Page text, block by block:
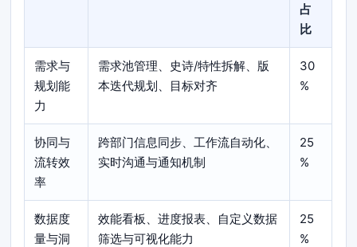
占
比
需求与
规划能
力
需求池管理、史诗/特性拆解、版
本迭代规划、目标对齐
30
%
协同与
流转效
率
跨部门信息同步、工作流自动化、
实时沟通与通知机制
25
%
数据度
量与洞
效能看板、进度报表、自定义数据
筛选与可视化能力
25
%